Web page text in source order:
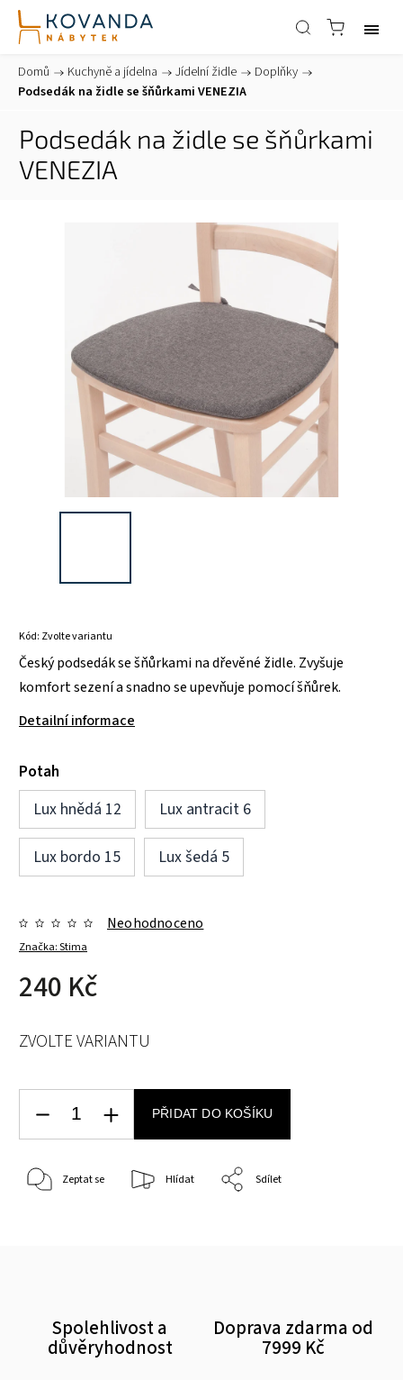
Domů / Kuchyně a jídelna / Jídelní židle / Doplňky /
Podsedák na židle se šňůrkami VENEZIA
Podsedák na židle se šňůrkami
VENEZIA
Kód: Zvolte variantu
Český podsedák se šňůrkami na dřevěné židle. Zvyšuje
komfort sezení a snadno se upevňuje pomocí šňůrek.
Detailní informace
Potah
Lux hnědá 12
Lux antracit 6
Lux bordo 15 Lux šedá 5
Značka:Stima
Neohodnoceno
240 Kč
ZVOLTE VARIANTU
PŘIDAT DO KOŠÍKU
Zeptat se Hlídat Sdílet
Spolehlivost a
důvěryhodnost
Doprava zdarma od
7999 Kč